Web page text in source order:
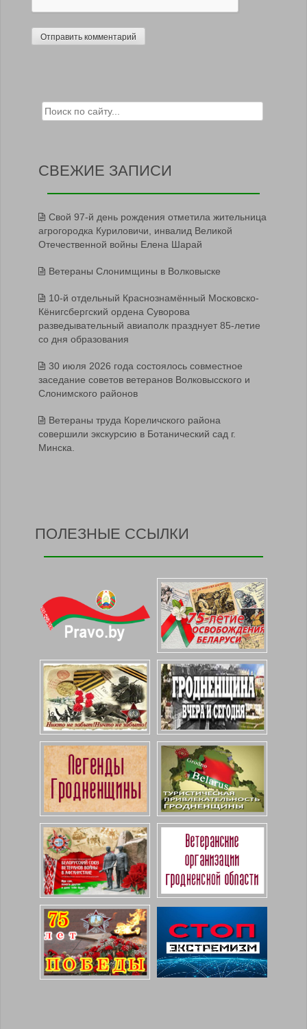
Search for:
СВЕЖИЕ ЗАПИСИ
Свой 97-й день рождения отметила жительница
агрогородка Куриловичи, инвалид Великой
Отечественной войны Елена Шарай
Ветераны Слонимщины в Волковыске
10-й отдельный Краснознамённый Московско-
Кёнигсбергский ордена Суворова
разведывательный авиаполк празднует 85-летие
со дня образования
30 июля 2026 года состоялось совместное
заседание советов ветеранов Волковысского и
Слонимского районов
Ветераны труда Кореличского района
совершили экскурсию в Ботанический сад г.
Минска.
ПОЛЕЗНЫЕ ССЫЛКИ